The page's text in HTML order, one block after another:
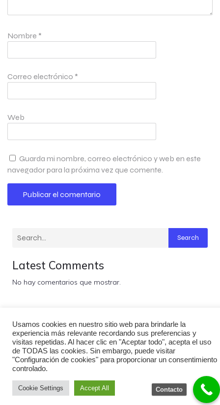
Nombre *
Correo electrónico *
Web
Guarda mi nombre, correo electrónico y web en este
navegador para la próxima vez que comente.
Search
Latest Comments
No hay comentarios que mostrar.
WordPress andKubio
Usamos cookies en nuestro sitio web para brindarle la
experiencia más relevante recordando sus preferencias y
visitas repetidas. Al hacer clic en "Aceptar todo", acepta el uso
de TODAS las cookies. Sin embargo, puede visitar
"Configuración de cookies" para proporcionar un consentimiento
controlado.
Cookie Settings Accept All Contacto